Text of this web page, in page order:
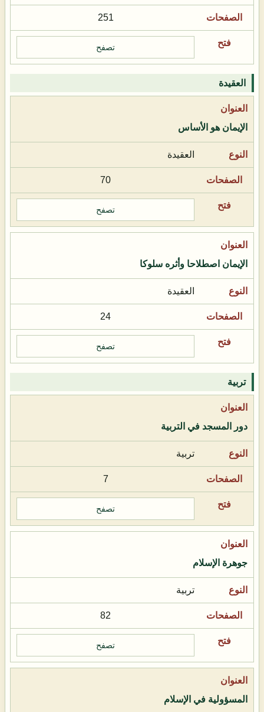
251
تصفح
العقيدة
الإيمان هو الأساس
العقيدة
70
تصفح
الإيمان اصطلاحا وأثره سلوكا
العقيدة
24
تصفح
تربية
دور المسجد في التربية
تربية
7
تصفح
جوهرة الإسلام
تربية
82
تصفح
المسؤولية في الإسلام